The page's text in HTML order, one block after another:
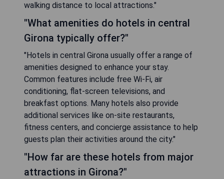
walking distance to local attractions."
"What amenities do hotels in central
Girona typically offer?"
"Hotels in central Girona usually offer a range of
amenities designed to enhance your stay.
Common features include free Wi-Fi, air
conditioning, flat-screen televisions, and
breakfast options. Many hotels also provide
additional services like on-site restaurants,
fitness centers, and concierge assistance to help
guests plan their activities around the city."
"How far are these hotels from major
attractions in Girona?"